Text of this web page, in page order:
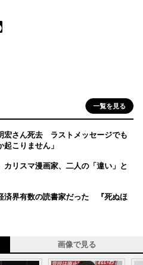
一覧を見る
宏さん死去 ラストメッセージでも
こりません」
リスマ漫画家、二人の「違い」と
済界有数の読書家だった 『死ぬほ
画像で見る